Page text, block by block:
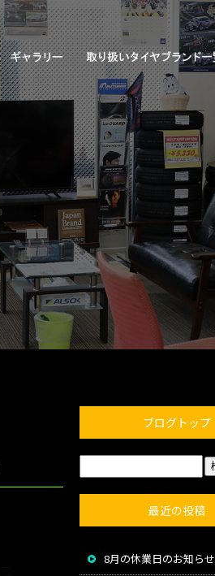
ブログトップ
最近の投稿
8月の休業日のお知らせ